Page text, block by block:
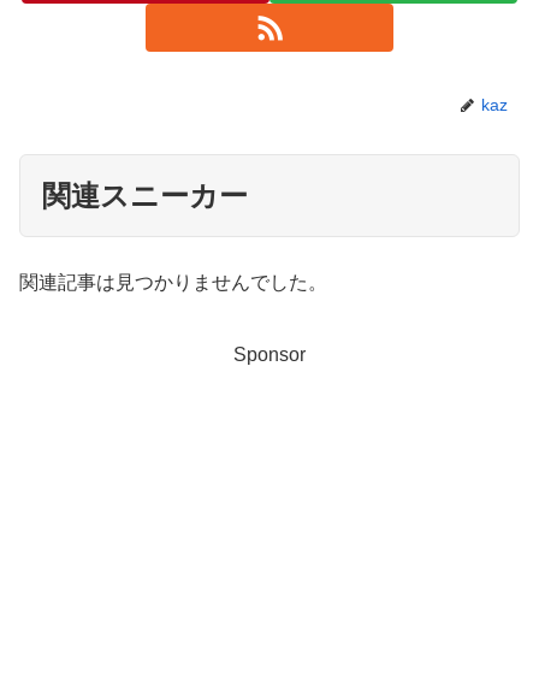
kaz
関連スニーカー
関連記事は見つかりませんでした。
Sponsor